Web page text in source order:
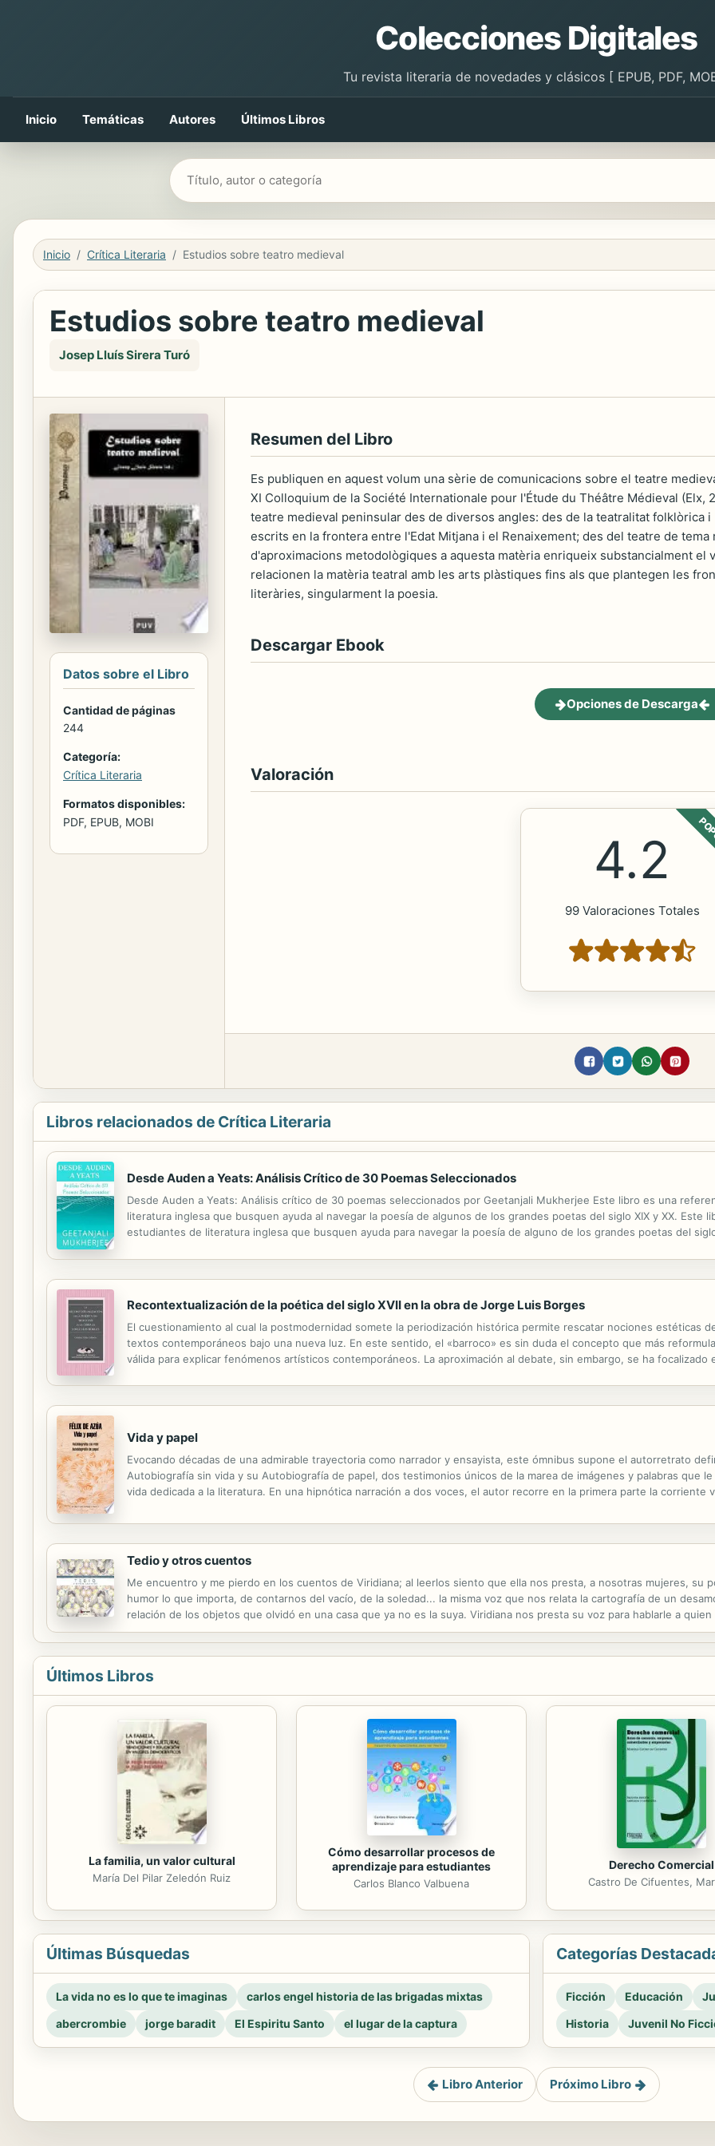
Colecciones Digitales
Tu revista literaria de novedades y clásicos [ EPUB, PDF,
Inicio Temáticas Autores Últimos Libros
Buscar libros
Inicio Crítica Literaria Estudios sobre teatro medieval
Estudios sobre teatro medieval
Josep Lluís Sirera Turó
Datos sobre el Libro
Cantidad de páginas
244
Categoría:
Crítica Literaria
Formatos disponibles:
PDF, EPUB, MOBI
Resumen del Libro
Es publiquen en aquest volum una sèrie de comunicacions sobre el teatre
XI Colloquium de la Société Internationale pour l'Étude du Théâtre Médieval (Elx,
teatre medieval peninsular des de diversos angles: des de la teatralitat folklòrica
escrits en la frontera entre l'Edat Mitjana i el Renaixement; des del teatre de
d'aproximacions metodològiques a aquesta matèria enriqueix substancialment
relacionen la matèria teatral amb les arts plàstiques fins als que plantegen les
literàries, singularment la poesia.
Descargar Ebook
Opciones de Descarga
Valoración
4.2
99 Valoraciones Totales
Libros relacionados de Crítica Literaria
Desde Auden a Yeats: Análisis Crítico de 30 Poemas Seleccionados
Desde Auden a Yeats: Análisis crítico de 30 poemas seleccionados por Geetanjali Mukherjee Este libro es una
literatura inglesa que busquen ayuda al navegar la poesía de algunos de los grandes poetas del siglo XIX y XX. Este
estudiantes de literatura inglesa que busquen ayuda para navegar la poesía de alguno de los grandes poetas del
Recontextualización de la poética del siglo XVII en la obra de Jorge Luis Borges
El cuestionamiento al cual la postmodernidad somete la periodización histórica permite rescatar nociones estéticas
textos contemporáneos bajo una nueva luz. En este sentido, el «barroco» es sin duda el concepto que más
válida para explicar fenómenos artísticos contemporáneos. La aproximación al debate, sin embargo, se ha focalizado
Vida y papel
Evocando décadas de una admirable trayectoria como narrador y ensayista, este ómnibus supone el autorretrato
Autobiografía sin vida y su Autobiografía de papel, dos testimonios únicos de la marea de imágenes y palabras que
vida dedicada a la literatura. En una hipnótica narración a dos voces, el autor recorre en la primera parte la corriente
Tedio y otros cuentos
Me encuentro y me pierdo en los cuentos de Viridiana; al leerlos siento que ella nos presta, a nosotras mujeres, su
humor lo que importa, de contarnos del vacío, de la soledad... la misma voz que nos relata la cartografía de un
relación de los objetos que olvidó en una casa que ya no es la suya. Viridiana nos presta su voz para hablarle a
también para invitarnos a descongelar los perdones, a quitar el óxido a los tequieros, a desanudar las ilusiones, a
Últimos Libros
La familia, un valor cultural
María Del Pilar Zeledón Ruiz
Cómo desarrollar procesos de
aprendizaje para estudiantes
Carlos Blanco Valbuena
Derecho Comercial
Castro De Cifuentes,
Últimas Búsquedas
La vida no es lo que te imaginas
carlos engel historia de las brigadas mixtas
abercrombie
jorge baradit El Espiritu Santo el lugar de la captura
Categorías
Ficción Educación
Historia
Juvenil No
Libro Anterior Próximo Libro